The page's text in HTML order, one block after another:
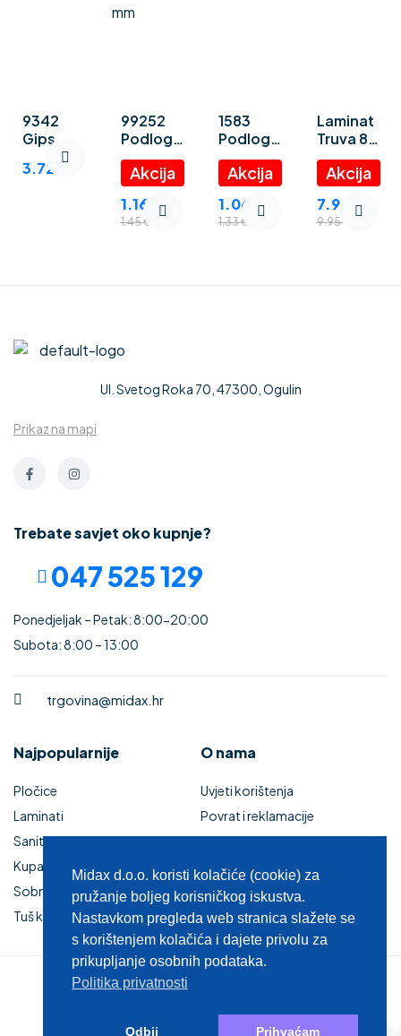
9342
Gips
ploča
građevin
3.72 €
99252
Podloga
za
laminat (
podno
grijanje )
“Expert
1.45€
1.16 €
1583
Podloga
za
laminat
“Polystyr
ene
foam” 3
1.33€
1.06 €
Laminat
Truva 8
mm
9.95€
7.96 €
Ul. Svetog Roka 70, 47300, Ogulin
Prikaz na mapi
Trebate savjet oko kupnje?
047 525 129
Ponedjeljak – Petak: 8:00-20:00
Subota: 8:00 – 13:00
trgovina@midax.hr
Najpopularnije
Pločice
Laminati
Sanitarije
Kupaonski namještaj
Sobna vrata
Tuš kabine i kade
O nama
Uvjeti korištenja
Povrat i reklamacije
Izjava o sigurnosti online
plaćanja
Kupaonski namještaj
Zaštita privatnosti
© 2025 MIDAX d.o.o.
Midax d.o.o. koristi kolačiće (cookie) za
pružanje boljeg korisničkog iskustva.
Nastavkom pregleda web stranica slažete se
s korištenjem kolačića i dajete privolu za
prikupljanje osobnih podataka.
Politika privatnosti
Odbij Prihvaćam